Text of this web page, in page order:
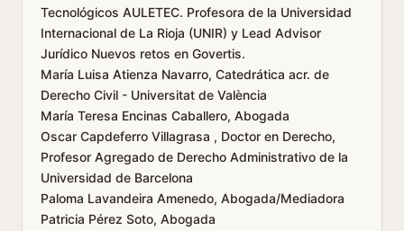
Tecnológicos AULETEC. Profesora de la Universidad
Internacional de La Rioja (UNIR) y Lead Advisor
Jurídico Nuevos retos en Govertis.
María Luisa Atienza Navarro, Catedrática acr. de
Derecho Civil - Universitat de València
María Teresa Encinas Caballero, Abogada
Oscar Capdeferro Villagrasa , Doctor en Derecho,
Profesor Agregado de Derecho Administrativo de la
Universidad de Barcelona
Paloma Lavandeira Amenedo, Abogada/Mediadora
Patricia Pérez Soto, Abogada